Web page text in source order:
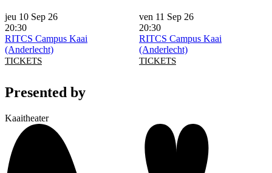
jeu 10 Sep 26
20:30
RITCS Campus Kaai
(Anderlecht)
TICKETS
ven 11 Sep 26
20:30
RITCS Campus Kaai
(Anderlecht)
TICKETS
Presented by
Kaaitheater